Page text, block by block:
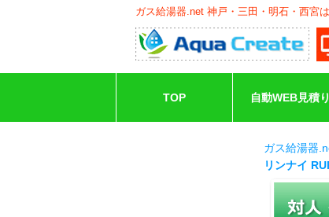
ガス給湯器.net 神戸・三田・明石・西宮
TOP 自動WEB見積り
ガス給湯器
リンナイ